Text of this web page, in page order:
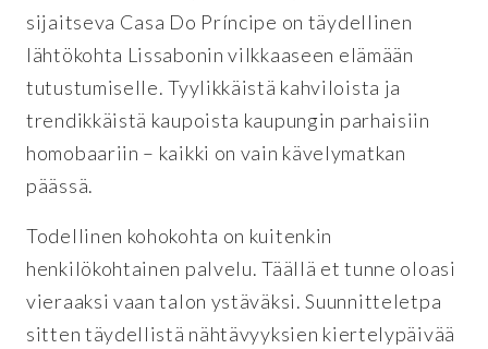
sijaitseva Casa Do Príncipe on täydellinen
lähtökohta Lissabonin vilkkaaseen elämään
tutustumiselle. Tyylikkäistä kahviloista ja
trendikkäistä kaupoista kaupungin parhaisiin
homobaariin – kaikki on vain kävelymatkan
päässä.
Todellinen kohokohta on kuitenkin
henkilökohtainen palvelu. Täällä et tunne oloasi
vieraaksi vaan talon ystäväksi. Suunnitteletpa
sitten täydellistä nähtävyyksien kiertelypäivää